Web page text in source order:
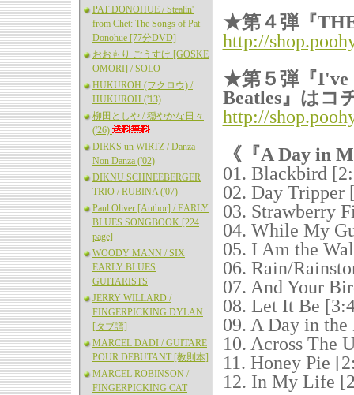
PAT DONOHUE / Stealin'
from Chet: The Songs of Pat
Donohue [77分DVD]
おおもり ごうすけ [GOSKE
OMORI] / SOLO
HUKUROH (フクロウ) /
HUKUROH ('13)
柳田としや / 穏やかな日々
('26)
DIRKS un WIRTZ / Danza
Non Danza ('02)
DIKNU SCHNEEBERGER
TRIO / RUBINA ('07)
Paul Oliver [Author] / EARLY
BLUES SONGBOOK [224
page]
WOODY MANN / SIX
EARLY BLUES
GUITARISTS
JERRY WILLARD /
FINGERPICKING DYLAN
[タブ譜]
MARCEL DADI / GUITARE
POUR DEBUTANT [教則本]
MARCEL ROBINSON /
FINGERPICKING CAT
★第４弾『
http://
★第５弾『I've
Beatles』はコ
http://
《『A Day in
01. Blackbird
02. Day Tripper
03. Strawberry
04. While My
05. I Am the
06. Rain/
07. And Your
08. Let It Be
09. A Day in
10. Across The
11. Honey Pie
12. In My Life